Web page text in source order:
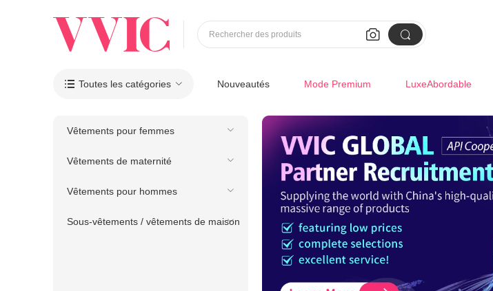
 
Rechercher des produits
 Toutes les catégories Nouveautés Mode Premium LuxeAbordable
Vêtements pour femmes
Vêtements de maternité
Vêtements pour hommes
Sous-vêtements / vêtements de maison